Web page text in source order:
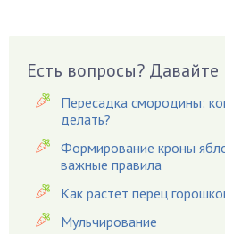
Вишня
Вредители
Гардения
Гацания
Гвоздики
Георгины
Герань
Есть вопросы?
Пересадка смородины:
делать?
Формирование кроны
важные правила
Как растет перец
Мульчирование